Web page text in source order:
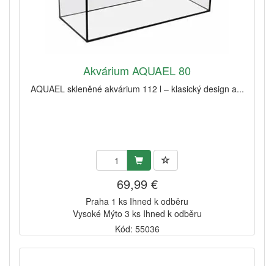
Akvárium AQUAEL 80
AQUAEL skleněné akvárium 112 l – klasický design a...
69,99 €
Praha 1 ks Ihned k odběru
Vysoké Mýto 3 ks Ihned k odběru
Kód: 55036